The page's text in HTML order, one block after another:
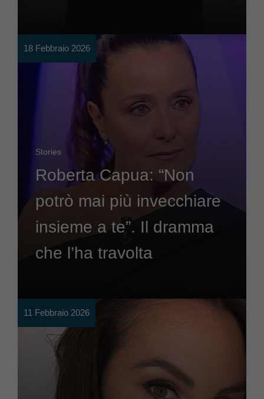
18 Febbraio 2026
Stories
Roberta Capua: “Non
potrò mai più invecchiare
insieme a te”. Il dramma
che l’ha travolta
11 Febbraio 2026